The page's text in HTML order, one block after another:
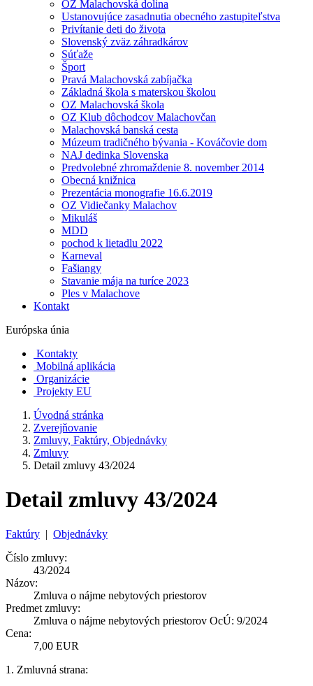
OZ Malachovská dolina
Ustanovujúce zasadnutia obecného zastupiteľstva
Privítanie deti do života
Slovenský zväz záhradkárov
Súťaže
Šport
Pravá Malachovská zabíjačka
Základná škola s materskou školou
OZ Malachovská škola
OZ Klub dôchodcov Malachovčan
Malachovská banská cesta
Múzeum tradičného bývania - Kováčovie dom
NAJ dedinka Slovenska
Predvolebné zhromaždenie 8. november 2014
Obecná knižnica
Prezentácia monografie 16.6.2019
OZ Vidiečanky Malachov
Mikuláš
MDD
pochod k lietadlu 2022
Karneval
Fašiangy
Stavanie mája na turíce 2023
Ples v Malachove
Kontakt
Európska únia
Kontakty
Mobilná aplikácia
Organizácie
Projekty EU
Úvodná stránka
Zverejňovanie
Zmluvy, Faktúry, Objednávky
Zmluvy
Detail zmluvy 43/2024
Detail zmluvy 43/2024
Faktúry | Objednávky
Číslo zmluvy:
43/2024
Názov:
Zmluva o nájme nebytových priestorov
Predmet zmluvy:
Zmluva o nájme nebytových priestorov OcÚ: 9/2024
Cena:
7,00 EUR
1. Zmluvná strana: